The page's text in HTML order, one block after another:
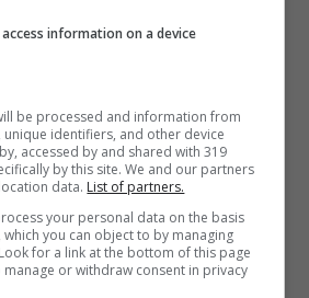
a 3 mila euro senza
mila in caso di rottamazione in
sino a Euro 4. Il contributo è
vengono innalzati del
dunque ad una cifra che da dai
A patto però che l’auto rientri
0-20 grammi di CO2 per
prezzo inferiore ai 35 mila euro
information on a device
be processed and information from
identifiers, and other device
accessed by and shared with 319
by this site. We and our partners
data. List of partners.
your personal data on the basis
you can object to by managing
for a link at the bottom of this page
or withdraw consent in privacy